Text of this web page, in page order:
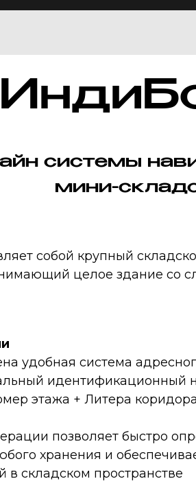
системы
мини-
собой крупный
целое здание со
удобная система
идентификационный
этажа + Литера
позволяет быстро
хранения и
складском пространстве